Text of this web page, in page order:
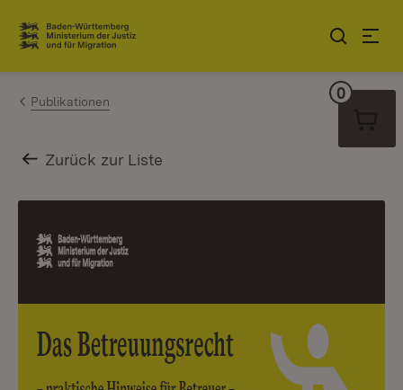
Zum Inhalt springen
Link zur Startseite
Publikationen
Zurück zur Liste
0